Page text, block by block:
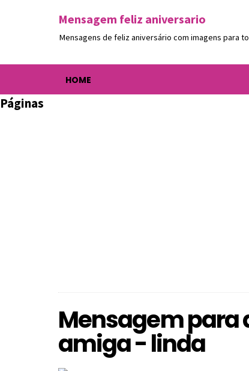
Mensagem feliz aniversario
Mensagens de feliz aniversário com imagens para
HOME
Páginas
Mensagem para
amiga - linda